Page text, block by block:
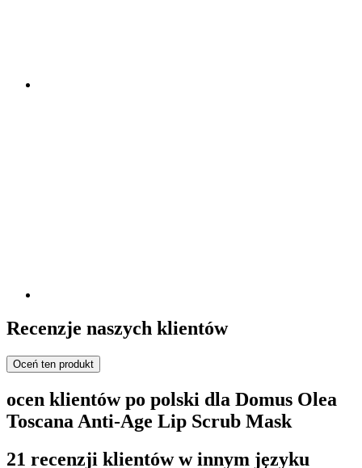
Recenzje naszych klientów
Oceń ten produkt
ocen klientów po polski dla Domus Olea
Toscana Anti-Age Lip Scrub Mask
21 recenzji klientów w innym języku